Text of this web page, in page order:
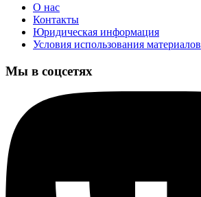
О нас
Контакты
Юридическая информация
Условия использования материалов
Мы в соцсетях